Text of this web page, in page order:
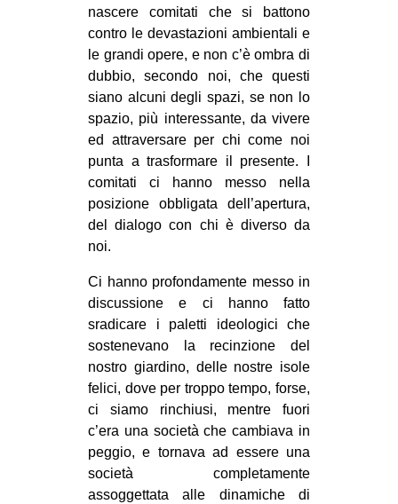
nascere comitati che si battono
contro le devastazioni ambientali e
le grandi opere, e non c’è ombra di
dubbio, secondo noi, che questi
siano alcuni degli spazi, se non lo
spazio, più interessante, da vivere
ed attraversare per chi come noi
punta a trasformare il presente. I
comitati ci hanno messo nella
posizione obbligata dell’apertura,
del dialogo con chi è diverso da
noi.
Ci hanno profondamente messo in
discussione e ci hanno fatto
sradicare i paletti ideologici che
sostenevano la recinzione del
nostro giardino, delle nostre isole
felici, dove per troppo tempo, forse,
ci siamo rinchiusi, mentre fuori
c’era una società che cambiava in
peggio, e tornava ad essere una
società completamente
assoggettata alle dinamiche di